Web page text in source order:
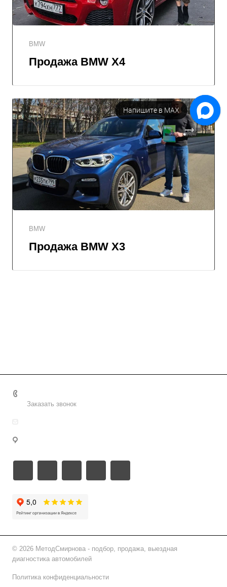
BMW
Продажа BMW X4
BMW
Продажа BMW X3
Заказать звонок
© 2026 МетодСмирнова - подбор, продажа, выездная
диагностика автомобилей
Политика конфиденциальности
Напишите в МАХ